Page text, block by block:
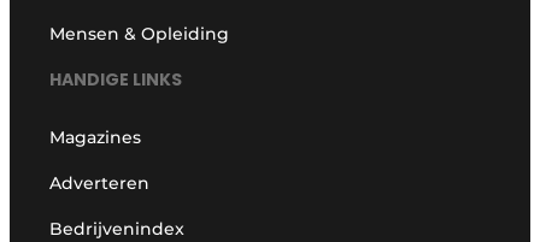
Mensen & Opleiding
HANDIGE LINKS
Magazines
Adverteren
Bedrijvenindex